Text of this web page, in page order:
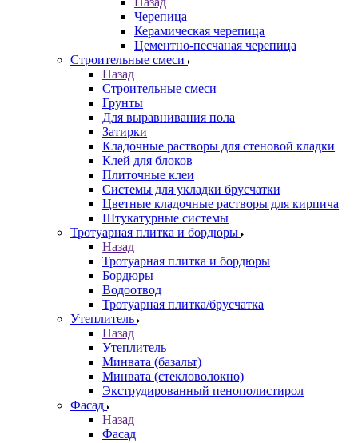
Черепица
Керамическая черепица
Цементно-песчаная черепица
Строительные смеси
Назад
Строительные смеси
Грунты
Для выравнивания пола
Затирки
Кладочные растворы для стеновой кладки
Клей для блоков
Плиточные клеи
Системы для укладки брусчатки
Цветные кладочные растворы для кирпича
Штукатурные системы
Тротуарная плитка и бордюры
Назад
Тротуарная плитка и бордюры
Бордюры
Водоотвод
Тротуарная плитка/брусчатка
Утеплитель
Назад
Утеплитель
Минвата (базальт)
Минвата (стекловолокно)
Экструдированный пенополистирол
Фасад
Назад
Фасад